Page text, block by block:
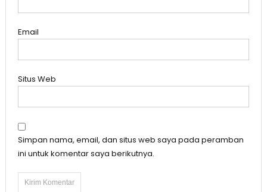
Email
Situs Web
Simpan nama, email, dan situs web saya pada peramban
ini untuk komentar saya berikutnya.